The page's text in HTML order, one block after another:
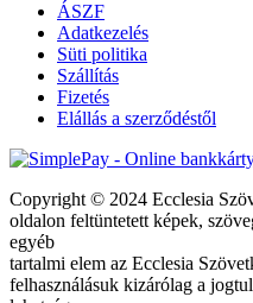
ÁSZF
Adatkezelés
Süti politika
Szállítás
Fizetés
Elállás a szerződéstől
Copyright © 2024 Ecclesia
oldalon feltüntetett képek,
egyéb
tartalmi elem az Ecclesia
felhasználásuk kizárólag a